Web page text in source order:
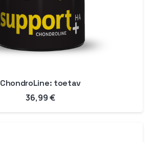
ChondroLine: toetav
36,99€